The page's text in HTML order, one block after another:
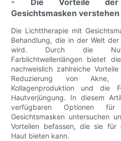
- Die Vorteile der
Gesichtsmasken verstehen
Die Lichttherapie mit
Behandlung, die in der Welt
wird. Durch die
Farblichtwellenlängen bietet
nachweislich zahlreiche
Reduzierung von Akne,
Kollagenproduktion und die
Hautverjüngung. In diesem
verfügbaren Optionen
Gesichtsmasken untersuchen
Vorteilen befassen, die sie für
Haut bieten kann.